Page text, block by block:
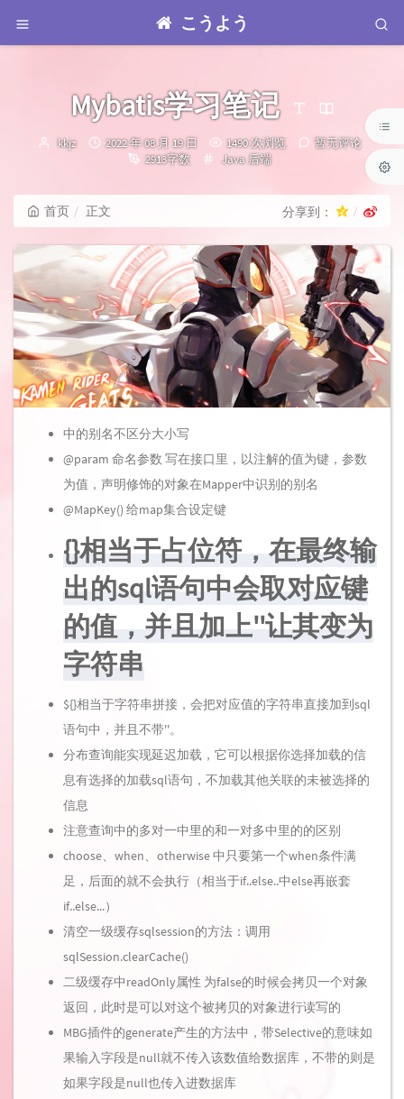
こうよう
Mybatis学习笔记
博
kkjz
发
2022 年 08 月 19 日 1490 次浏览
暂无评论
2913字数
分
Java后端
首页 正文 分享到：
中的别名不区分大小写
@param 命名参数 写在接口里，以注解的值为键，参数
为值，声明修饰的对象在Mapper中识别的别名
@MapKey() 给map集合设定键
{}相当于占位符，在最终输
出的sql语句中会取对应键
的值，并且加上''让其变为
字符串
${}相当于字符串拼接，会把对应值的字符串直接加到sql
语句中，并且不带''。
分布查询能实现延迟加载，它可以根据你选择加载的信
息有选择的加载sql语句，不加载其他关联的未被选择的
信息
注意查询中的多对一中里的和一对多中里的的区别
choose、when、otherwise 中只要第一个when条件满
足，后面的就不会执行（相当于if..else..中else再嵌套
if..else...）
清空一级缓存sqlsession的方法：调用
sqlSession.clearCache()
二级缓存中readOnly属性 为false的时候会拷贝一个对象
返回，此时是可以对这个被拷贝的对象进行读写的
MBG插件的generate产生的方法中，带Selective的意味如
果输入字段是null就不传入该数值给数据库，不带的则是
如果字段是null也传入进数据库